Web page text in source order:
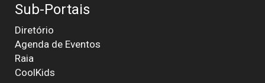
Sub-Portais
Diretório
Agenda de Eventos
Raia
CoolKids